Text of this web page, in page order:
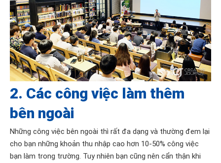
2. Các công việc làm thêm
bên ngoài
Những công việc bên ngoài thì rất đa dạng và thường đem lại
cho bạn những khoản thu nhập cao hơn 10-50% công việc
bạn làm trong trường. Tuy nhiên bạn cũng nên cẩn thận khi